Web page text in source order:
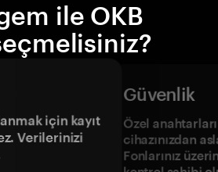
ile OKB
için kayıt
Verilerinizi
Güvenlik
Özel
cihazınızdan
Fonlarınız